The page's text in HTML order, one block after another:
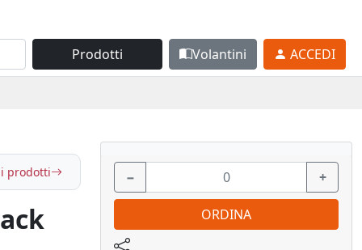
Prodotti Volantini ACCEDI
prodotti − +
ORDINA